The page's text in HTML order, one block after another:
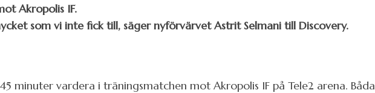
Akropolis IF.
som vi inte fick till, säger nyförvärvet Astrit Selmani till Discovery.
minuter vardera i träningsmatchen mot Akropolis IF på Tele2 arena. Båda